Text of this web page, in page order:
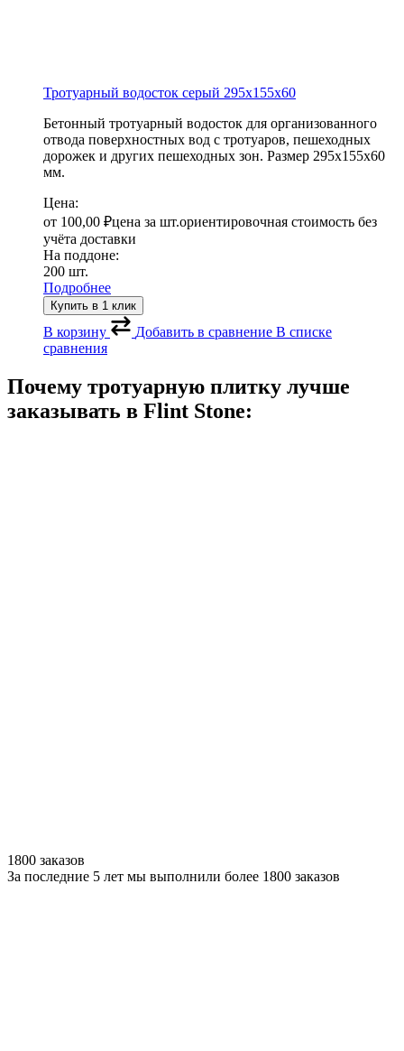
Тротуарный водосток серый 295х155х60
Бетонный тротуарный водосток для организованного
отвода поверхностных вод с тротуаров, пешеходных
дорожек и других пешеходных зон. Размер 295х155х60
мм.
Цена:
от 100,00 ₽цена за шт.ориентировочная стоимость без
учёта доставки
На поддоне:
200 шт.
Подробнее
Купить в 1 клик
В корзину Добавить в сравнение В списке
сравнения
Почему тротуарную плитку лучше
заказывать в Flint Stone:
1800 заказов
За последние 5 лет мы выполнили более 1800 заказов